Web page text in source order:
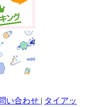
い合わせ | タイアッ